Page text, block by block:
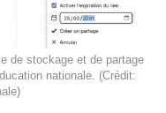
de stockage et de partage
nationale. (Crédit: